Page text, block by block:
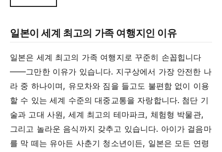
일본이 세계 최고의 가족 여행지인 이유
일본은 세계 최고의 가족 여행지로 꾸준히 손꼽힙니다
——그만한 이유가 있습니다. 지구상에서 가장 안전한 나
라 중 하나이며, 유모차와 짐을 들고도 불편함 없이 이용
할 수 있는 세계 수준의 대중교통을 자랑합니다. 첨단 기
술과 고대 사원, 세계 최고의 테마파크, 체험형 박물관,
그리고 놀라운 음식까지 갖추고 있습니다. 아이가 걸음마
를 막 떼는 유아든 사춘기 청소년이든, 일본은 모든 연령